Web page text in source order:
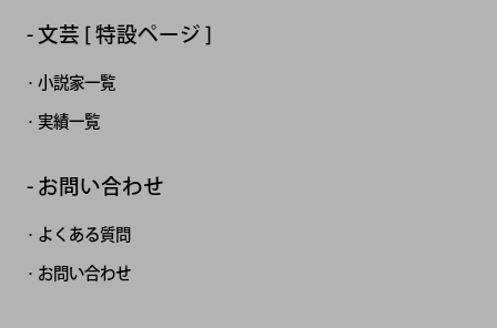
文芸 [ 特設ページ ]
小説家一覧
実績一覧
お問い合わせ
よくある質問
お問い合わせ